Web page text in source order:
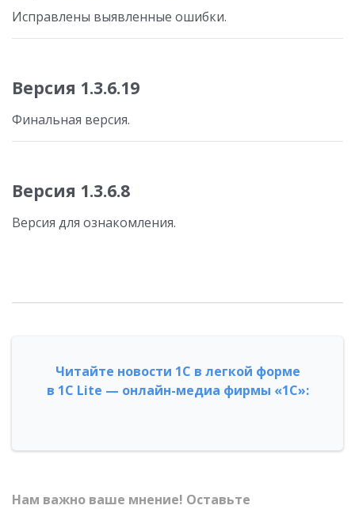
Исправлены выявленные ошибки.
Версия 1.3.6.19
Финальная версия.
Версия 1.3.6.8
Версия для ознакомления.
Читайте новости 1С в легкой форме
в 1С Lite — онлайн-медиа фирмы «1С»:
Нам важно ваше мнение! Оставьте